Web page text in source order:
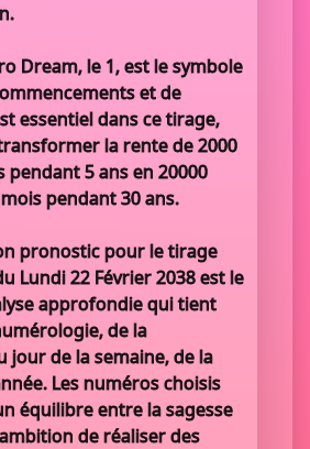
Dream, le 1, est le symbole
et de
essentiel dans ce tirage,
la rente de 2000
pendant 5 ans en 20000
pendant 30 ans.
pronostic pour le tirage
Lundi 22 Février 2038 est le
approfondie qui tient
de la
jour de la semaine, de la
Les numéros choisis
équilibre entre la sagesse
de réaliser des